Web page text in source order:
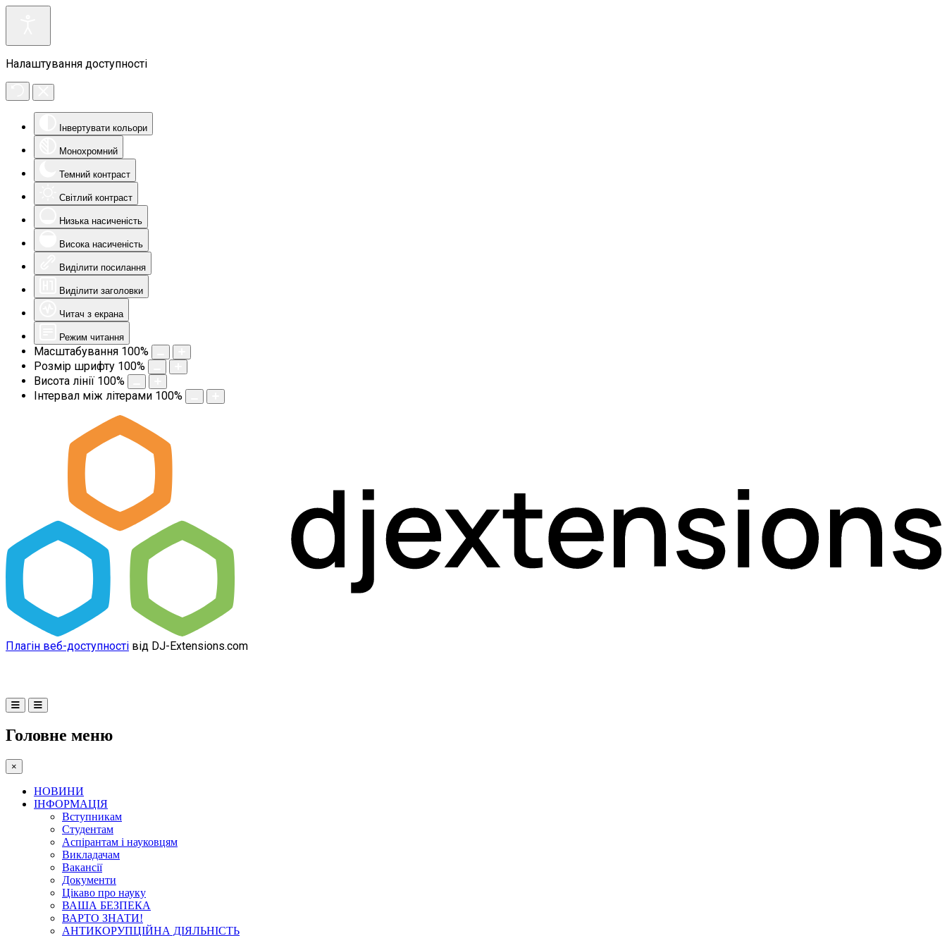
Налаштування доступності
Інвертувати кольори
Монохромний
Темний контраст
Світлий контраст
Низька насиченість
Висока насиченість
Виділити посилання
Виділити заголовки
Читач з екрана
Режим читання
Масштабування 100%
Розмір шрифту 100%
Висота лінії 100%
Інтервал між літерами 100%
Плагін веб-доступності від DJ-Extensions.com
Головне меню
×
НОВИНИ
ІНФОРМАЦІЯ
Вступникам
Студентам
Аспірантам і науковцям
Викладачам
Вакансії
Документи
Цікаво про науку
ВАША БЕЗПЕКА
ВАРТО ЗНАТИ!
АНТИКОРУПЦІЙНА ДІЯЛЬНІСТЬ